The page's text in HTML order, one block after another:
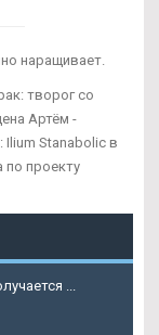
наращивает.
творог со
Артём -
Ilium Stanabolic в
по проекту
...